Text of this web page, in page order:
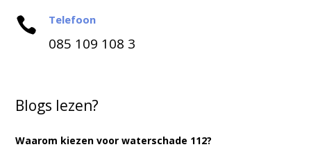
 Telefoon
085 109 108 3
Blogs lezen?
Waarom kiezen voor waterschade 112?